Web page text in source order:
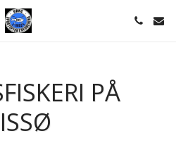
PÅ